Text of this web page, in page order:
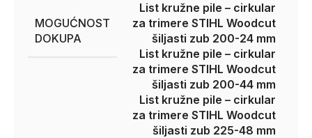
MOGUĆNOST
DOKUPA
List kružne pile – cirkular
za trimere STIHL Woodcut
šiljasti zub 200-24 mm
List kružne pile – cirkular
za trimere STIHL Woodcut
šiljasti zub 200-44 mm
List kružne pile – cirkular
za trimere STIHL Woodcut
šiljasti zub 225-48 mm